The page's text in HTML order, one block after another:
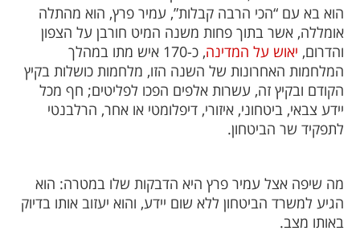
הוא בא עם “הכי הרבה קבלות”, עמיר פרץ, הוא מהתלה
אומללה, אשר בתוך פחות משנה המיט חורבן על הצפון
והדרום, יאוש על המדינה
, כ-170 איש מתו במהלך
המלחמות האחרונות של השנה הזו, מלחמות כושלות בקיץ
הקודם ובקיץ זה, עשרות אלפים הפכו לפליטים; חף מכל
יידע צבאי, ביטחוני, איזורי, דיפלומטי או אחר, הרלבנטי
לתפקיד שר הביטחון.
מה שיפה אצל עמיר פרץ היא הדבקות שלו במטרה: הוא
הגיע למשרד הביטחון ללא שום יידע, והוא יעזוב אותו בדיוק
באותו מצב.